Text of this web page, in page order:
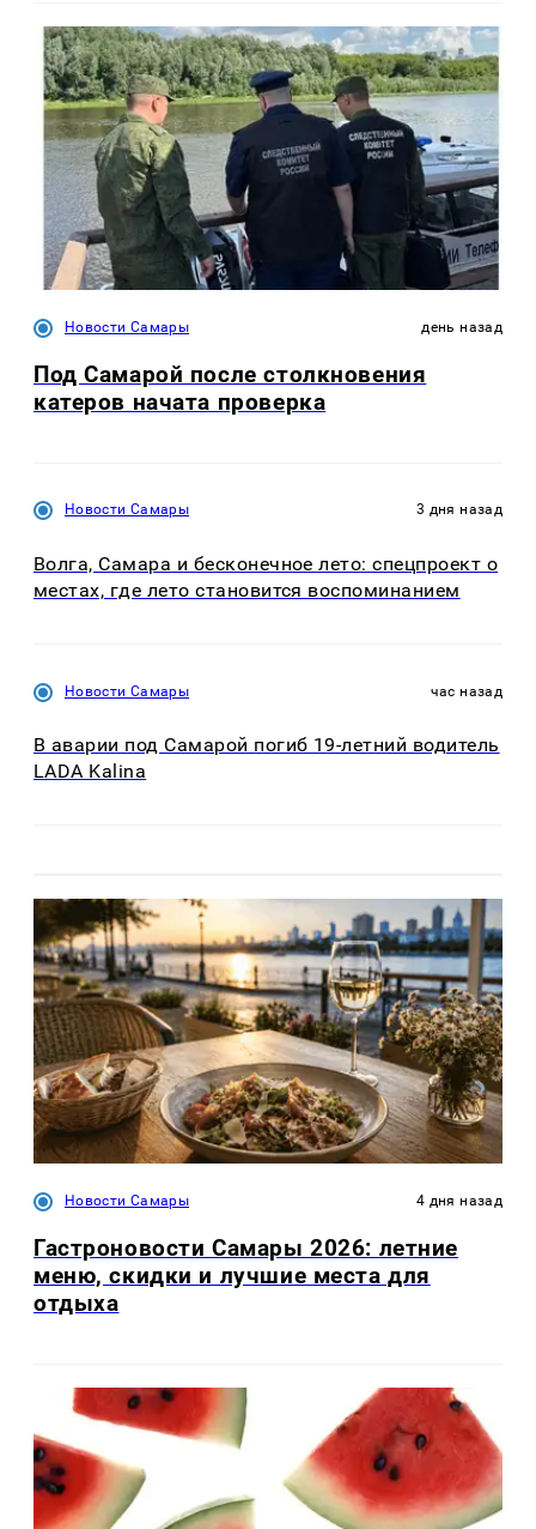
Новости Самары день назад
Под Самарой после столкновения
катеров начата проверка
Новости Самары 3 дня назад
Волга, Самара и бесконечное лето: спецпроект о
местах, где лето становится воспоминанием
Новости Самары час назад
В аварии под Самарой погиб 19-летний водитель
LADA Kalina
Новости Самары 4 дня назад
Гастроновости Самары 2026: летние
меню, скидки и лучшие места для
отдыха